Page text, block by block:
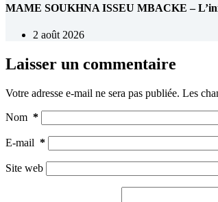
MAME SOUKHNA ISSEU MBACKE –
2 août 2026
Laisser un commentaire
Votre adresse e-mail ne sera pas publiée. Les
Nom *
E-mail *
Site web